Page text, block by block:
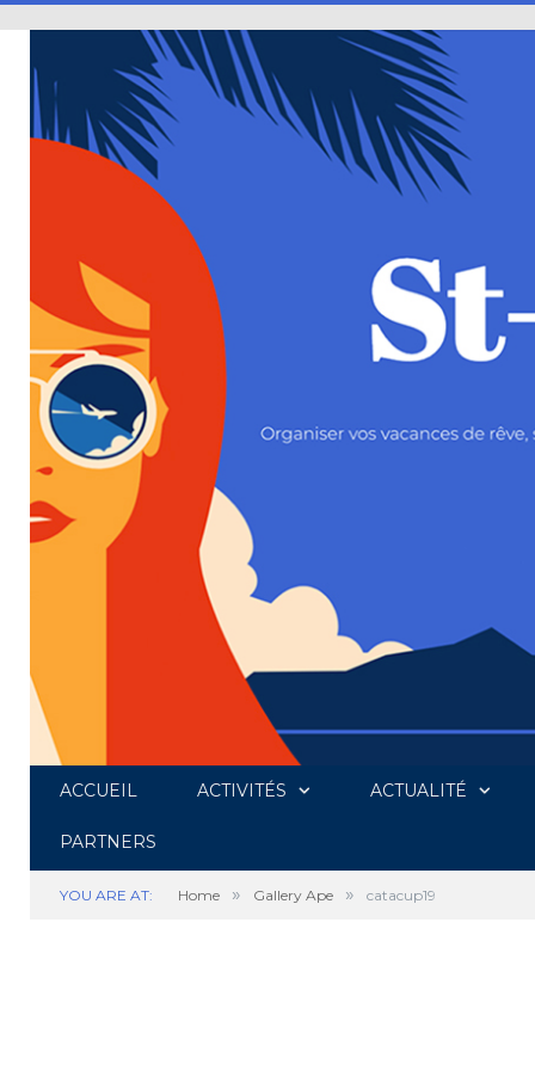
ACCUEIL ACTIVITÉS ACTUALITÉ
PARTNERS
YOU ARE AT: Home » Gallery Ape » catacup19
catacup19